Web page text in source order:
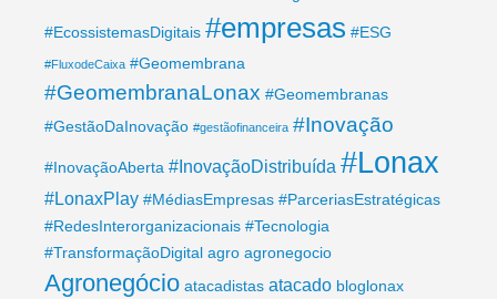
#EcossistemasDigitais #empresas #ESG
#FluxodeCaixa #Geomembrana
#GeomembranaLonax #Geomembranas
#GestãoDaInovação #gestãofinanceira #Inovação
#InovaçãoAberta #InovaçãoDistribuída #Lonax
#LonaxPlay #MédiasEmpresas #ParceriasEstratégicas
#RedesInterorganizacionais #Tecnologia
#TransformaçãoDigital agro agronegocio
Agronegócio atacadistas atacado bloglonax